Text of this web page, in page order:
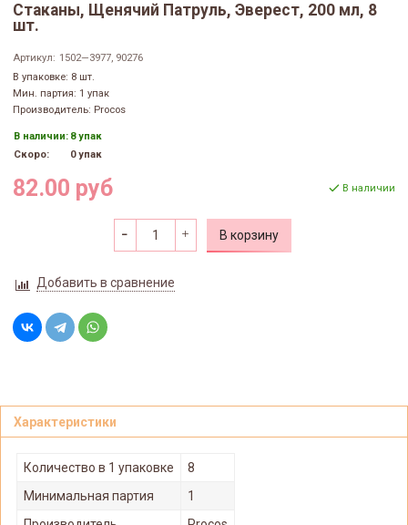
Стаканы, Щенячий Патруль, Эверест, 200 мл, 8
шт.
Артикул: 1502—3977, 90276
В упаковке: 8 шт.
Мин. партия: 1 упак
Производитель: Procos
В наличии: 8 упак
Скоро:
0 упак
82.00 руб В наличии
В корзину
Добавить в сравнение
Характеристики
Количество в 1 упаковке
8
Минимальная партия
1